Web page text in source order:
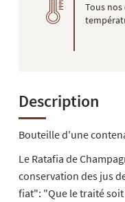
Tous nos
Description
Bouteille d'une
Le Ratafia de
conservation des jus
fiat": "Que le traité soit